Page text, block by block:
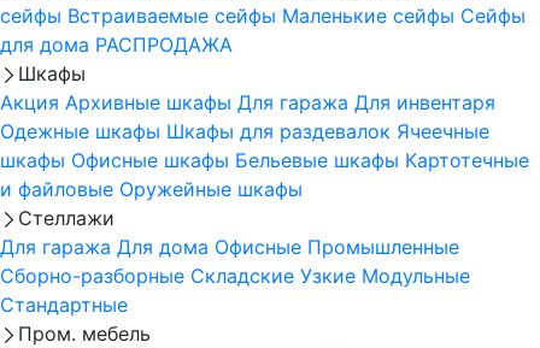
сейфы Встраиваемые сейфы Маленькие сейфы Сейфы
для дома РАСПРОДАЖА
Шкафы
Акция Архивные шкафы Для гаража Для инвентаря
Одежные шкафы Шкафы для раздевалок Ячеечные
шкафы Офисные шкафы Бельевые шкафы Картотечные
и файловые Оружейные шкафы
Стеллажи
Для гаража Для дома Офисные Промышленные
Сборно-разборные Складские Узкие Модульные
Стандартные
Пром. мебель